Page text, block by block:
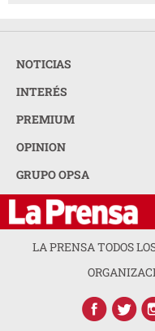
NOTICIAS
INTERÉS
PREMIUM
OPINION
GRUPO OPSA
LA PRENSA TODOS